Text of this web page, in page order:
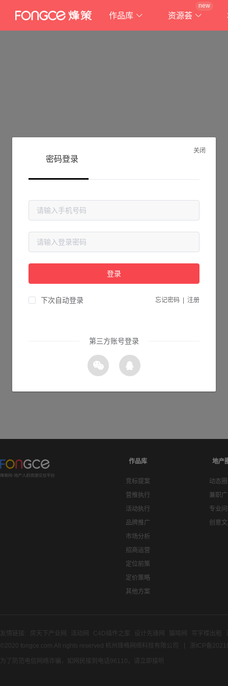
作品库 资源荟
new
抱歉!
请检查您输入的网址是否正确，或点击下面的按钮返回首页。
作品库
竞标提案
营推执行
活动执行
品牌推广
市场分析
招商运营
定位前策
定价策略
其他方案
地产
动态
兼职
专业
创意
友情链接: 房天下产业网 活动网 C4D插件之家 设计先锋网 猫啃网 写字楼出租
©2020 fongce.com.All rights reserved 杭州烽格网络科技有限公司
浙ICP备
为了防范电信网络诈骗，如网民接到电话96110，请立即接听
关闭
密码登录
登录
下次自动登录 忘记密码 注册
第三方账号登录